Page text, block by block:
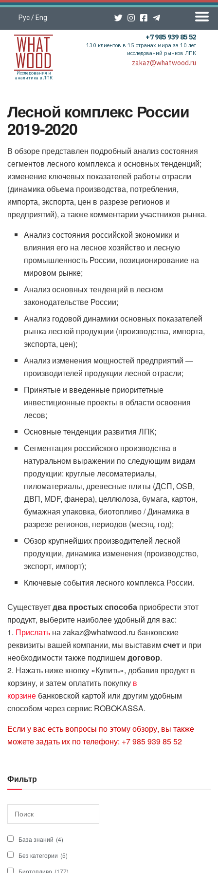
Рус/ Eng
Исследования и
аналитика в ЛПК
+7 985 939 85 52
130 клиентов в 15 странах мира за 10 лет
исследований рынков ЛПК
zakaz@whatwood.ru
Лесной комплекс России
2019-2020
В обзоре представлен подробный анализ состояния
сегментов лесного комплекса и основных тенденций;
изменение ключевых показателей работы отрасли
(динамика объема производства, потребления,
импорта, экспорта, цен в разрезе регионов и
предприятий), а также комментарии участников рынка.
Анализ состояния российской экономики и
влияния его на лесное хозяйство и лесную
промышленность России, позиционирование на
мировом рынке;
Анализ основных тенденций в лесном
законодательстве России;
Анализ годовой динамики основных показателей
рынка лесной продукции (производства, импорта,
экспорта, цен);
Анализ изменения мощностей предприятий —
производителей продукции лесной отрасли;
Принятые и введенные приоритетные
инвестиционные проекты в области освоения
лесов;
Основные тенденции развития ЛПК;
Сегментация российского производства в
натуральном выражении по следующим видам
продукции: круглые лесоматериалы,
пиломатериалы, древесные плиты (ДСП, OSB,
ДВП, MDF, фанера), целлюлоза, бумага, картон,
бумажная упаковка, биотопливо / Динамика в
разрезе регионов, периодов (месяц, год);
Обзор крупнейших производителей лесной
продукции, динамика изменения (производство,
экспорт, импорт);
Ключевые события лесного комплекса России.
Существуетдва простых способа приобрести этот
продукт, выберите наиболее удобный для вас:
1. Прислать на zakaz@whatwood.ru банковские
реквизиты вашей компании, мы выставим счет и при
необходимости также подпишем договор.
2. Нажать ниже кнопку «Купить», добавив продукт в
корзину, и затем оплатить покупку в
корзине банковской картой или другим удобным
способом через сервис ROBOKASSA.
Если у вас есть вопросы по этому обзору, вы также
можете задать их по телефону: +7 985 939 85 52
Фильтр
База знаний (4)
Без категории (5)